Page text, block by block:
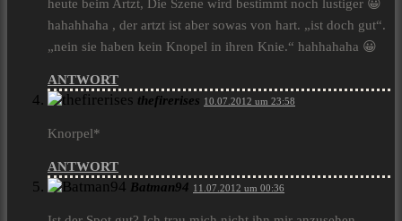
heute beim Artzt, Die Szene wird bestimmt noch lustiger 😀
hahahhaha , der artzt ist aber sowas von hart. „ist doch gut“.
„nein sie haben kein Knopel in ihren Knie.“ hahhahaha 😀
ANTWORT
thefirerises 10.07.2012 um 23:58
Knorpel*
ANTWORT
Batman94 11.07.2012 um 00:36